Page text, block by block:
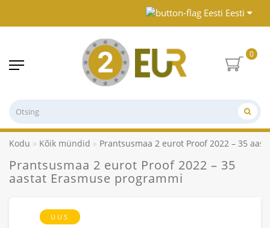
Eesti
0
Kodu Kõik mündid Prantsusmaa 2 eurot Proof 2022 – 35
Prantsusmaa 2 eurot Proof 2022 – 35
aastat Erasmuse programmi
UUS